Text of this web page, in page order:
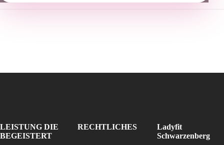
LEISTUNG DIE
BEGEISTERT
RECHTLICHES
Ladyfit
Schwarzenberg